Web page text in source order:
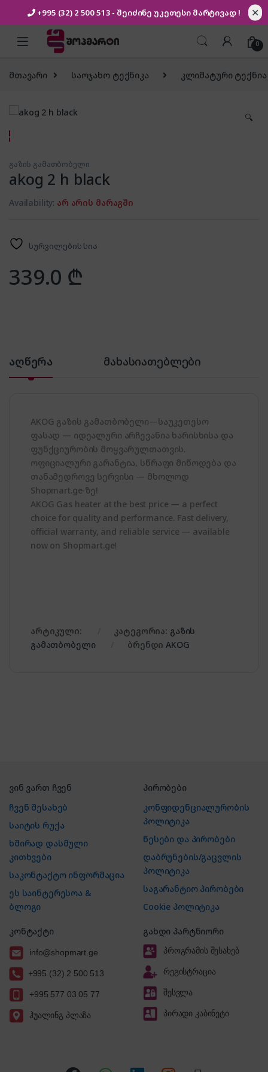
+995 (32) 2 500 513 - შეიძინე უკეთესი მარტივად ! ✕
Skip to navigation
Skip to content
0
მთავარი საოჯახო ტექნიკა კლიმატური ტექნია
🔍
გაზის გამათბობელი
akog 2 h black
Availability: არ არის მარაგში
სურვილების სია
339.0 ₾
აღწერა მახასიათებლები
AKOG გაზის გამათბობელი—საუკეთესო
ფასად — იდეალური არჩევანია ხარისხისა და
ფუნქციურობის მოყვარულთათვის.
ოფიციალური გარანტია, სწრაფი მიწოდება და
თანამედროვე სერვისი — მხოლოდ
Shopmart.ge-ზე!
AKOG Gas heater at the best price — a perfect
choice for quality and performance. Fast delivery,
official warranty, and reliable service — available
now on Shopmart.ge!
არტიკული: კატეგორია: გაზის
გამათბობელი
ბრენდიAKOG
ვინ ვართ ჩვენ
ჩვენ შესახებ
საიტის რუქა
ხშირად დასმული
კითხვები
საკონტაქტო ინფორმაცია
ეს საინტერესოა &
ბლოგი
პირობები
კონფიდენციალურობის
პოლიტიკა
წესები და პირობები
დაბრუნების/გაცვლის
პოლიტიკა
საგარანტიო პირობები
Cookie პოლიტიკა
კონტაქტი
info@shopmart.ge
+995 (32) 2 500 513
+995 577 03 05 77
ჰუალინგ პლაზა
გახდი პარტნიორი
პროგრამის შესახებ
რეგისტრაცია
შესვლა
პირადი კაბინეტი